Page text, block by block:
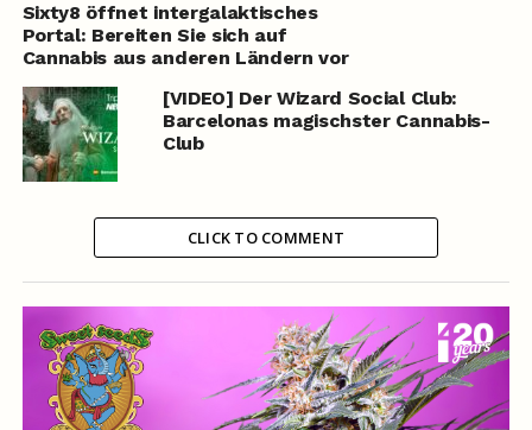
Sixty8 öffnet intergalaktisches
Portal: Bereiten Sie sich auf
Cannabis aus anderen Ländern vor
[VIDEO] Der Wizard Social Club:
Barcelonas magischster Cannabis-
Club
CLICK TO COMMENT